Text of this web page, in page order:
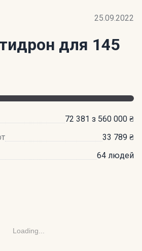
25.09.2022
для 145
72 381 з 560 000 ₴
33 789 ₴
64 людей
Loading...